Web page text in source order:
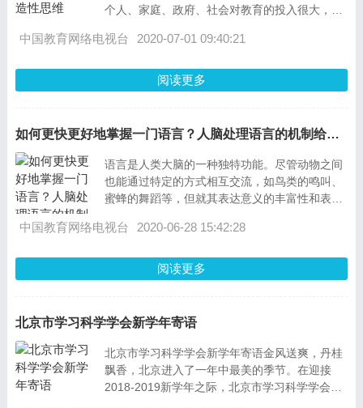
个人、家庭、政府、社会对教育的投入很大，这
中国教育网络电视台 2020-07-01 09:40:21
阅读更多
如何更快更好地掌握一门语言？人脑处理语言的机制给你启发！
语言是人类大脑的一种独特功能。尽管动物之间
也能通过特定的方式相互交流，如鸟类的鸣叫、
蜜蜂的舞蹈等，但就其表达意义的丰富性和表达
中国教育网络电视台 2020-06-28 15:42:28
阅读更多
北京市学习科学学会新学年寄语
北京市学习科学学会新学年寄语金风送爽，丹桂
飘香，北京进入了一年中最美的季节。在迎接
2018-2019新学年之际，北京市学习科学学会也